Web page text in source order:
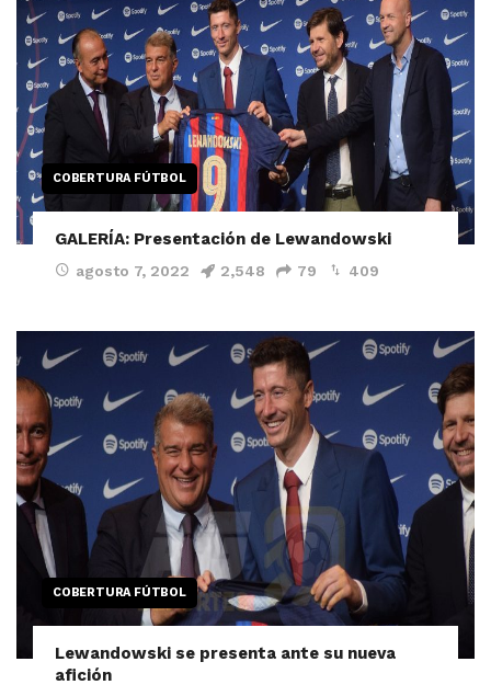
COBERTURA FÚTBOL
GALERÍA: Presentación de Lewandowski
agosto 7, 2022 2,548 79 409
COBERTURA FÚTBOL
Lewandowski se presenta ante su nueva
afición